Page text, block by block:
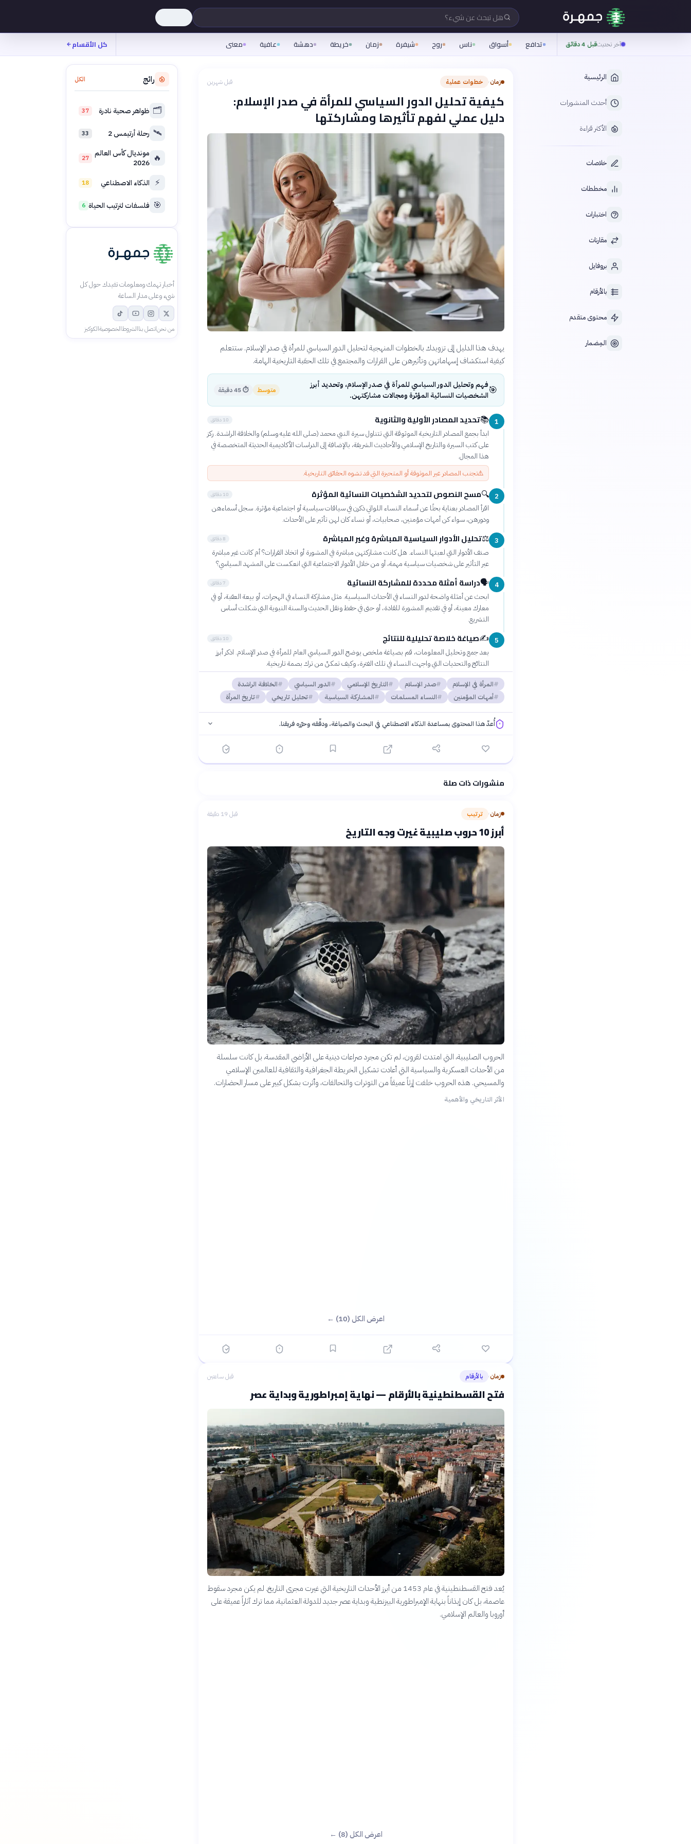
هل تبحث عن شيء؟
آخر تحديثقبل 4 دقائق تدافع أسواق ناس روح شيفرة زمان خريطة دهشة عافية معنى كل الأقسام
الرئيسية
أحدث المنشورات
الأكثر قراءة
خلاصات
مخططات
اختبارات
مقارنات
بروفايل
بالأرقام
محتوى متقدم
المِضمار
زمان› خطوات عملية قبل شهرين
كيفية تحليل الدور السياسي للمرأة في صدر الإسلام:
دليل عملي لفهم تأثيرها ومشاركتها
يهدف هذا الدليل إلى تزويدك بالخطوات المنهجية لتحليل الدور السياسي للمرأة في صدر الإسلام. ستتعلم
كيفية استكشاف إسهاماتهن وتأثيرهن على القرارات والمجتمع في تلك الحقبة التاريخية الهامة.
🎯فهم وتحليل الدور السياسي للمرأة في صدر الإسلام، وتحديد أبرز
الشخصيات النسائية المؤثرة ومجالات مشاركتهن.
متوسط ⏱45 دقيقة
1
📚تحديد المصادر الأولية والثانوية 10 دقائق
ابدأ بجمع المصادر التاريخية الموثوقة التي تتناول سيرة النبي محمد (صلى الله عليه وسلم) والخلافة الراشدة. ركز
على كتب السيرة والتاريخ الإسلامي والأحاديث الشريفة، بالإضافة إلى الدراسات الأكاديمية الحديثة المتخصصة في
هذا المجال.
⚠️تجنب المصادر غير الموثوقة أو المتحيزة التي قد تشوه الحقائق التاريخية.
2
🔍مسح النصوص لتحديد الشخصيات النسائية المؤثرة 10 دقائق
اقرأ المصادر بعناية بحثًا عن أسماء النساء اللواتي ذكرن في سياقات سياسية أو اجتماعية مؤثرة. سجل أسماءهن
ودورهن، سواء كن أمهات مؤمنين، صحابيات، أو نساء كان لهن تأثير على الأحداث.
3
⚖️تحليل الأدوار السياسية المباشرة وغير المباشرة 8 دقائق
صنف الأدوار التي لعبتها النساء. هل كانت مشاركتهن مباشرة في المشورة أو اتخاذ القرارات؟ أم كانت غير مباشرة
عبر التأثير على شخصيات سياسية مهمة، أو من خلال الأدوار الاجتماعية التي انعكست على المشهد السياسي؟
4
🗣️دراسة أمثلة محددة للمشاركة النسائية 7 دقائق
ابحث عن أمثلة واضحة لدور النساء في الأحداث السياسية. مثل مشاركة النساء في الهجرات، أو بيعة العقبة، أو في
معارك معينة، أو في تقديم المشورة للقادة، أو حتى في حفظ ونقل الحديث والسنة النبوية التي شكلت أساس
التشريع.
5
✍️صياغة خلاصة تحليلية للنتائج 10 دقائق
بعد جمع وتحليل المعلومات، قم بصياغة ملخص يوضح الدور السياسي العام للمرأة في صدر الإسلام. اذكر أبرز
النتائج والتحديات التي واجهت النساء في تلك الفترة، وكيف تمكنّ من ترك بصمة تاريخية.
المرأة في الإسلام صدر الإسلام التاريخ الإسلامي الدور السياسي
الخلافة الراشدة
أمهات المؤمنين
النساء المسلمات المشاركة السياسية تحليل تاريخي تاريخ المرأة
أُعدّ هذا المحتوى بمساعدة الذكاء الاصطناعي في البحث والصياغة، ودقّقه وحرّره فريقنا.
منشورات ذات صلة
زمان› ترتيب قبل 19 دقيقة
أبرز 10 حروب صليبية غيرت وجه التاريخ
الحروب الصليبية، التي امتدت لقرون، لم تكن مجرد صراعات دينية على الأراضي المقدسة، بل كانت سلسلة
من الأحداث العسكرية والسياسية التي أعادت تشكيل الخريطة الجغرافية والثقافية للعالمين الإسلامي
والمسيحي. هذه الحروب خلفت إرثاً عميقاً من التوترات والتحالفات، وأثرت بشكل كبير على مسار الحضارات.
الأثر التاريخي والأهمية
اعرض الكل (10) ←
زمان› بالأرقام قبل ساعتين
فتح القسطنطينية بالأرقام — نهاية إمبراطورية وبداية عصر
يُعد فتح القسطنطينية في عام 1453 من أبرز الأحداث التاريخية التي غيرت مجرى التاريخ. لم يكن مجرد سقوط
عاصمة، بل كان إيذاناً بنهاية الإمبراطورية البيزنطية وبداية عصر جديد للدولة العثمانية، مما ترك آثاراً عميقة على
أوروبا والعالم الإسلامي.
اعرض الكل (8) ←
رائج الكل
🗂️ ظواهر صحية نادرة 37
🛰️ رحلة أرتيمس 2 33
🔥 مونديال كأس العالم
2026
27
⚡ الذكاء الاصطناعي 18
🎯 فلسفات لترتيب الحياة 6
أخبار تهمك ومعلومات تفيدك حول كل
شيء وعلى مدار الساعة
من نحناتصل بناالشروطالخصوصيةالكوكيز